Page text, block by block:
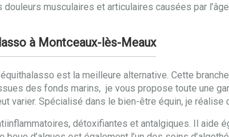
musculaires et articulaires causées par
à Montceaux-lès-Meaux
est la meilleure alternative. Cette
des fonds marins, je vous propose toute une
varier. Spécialisé dans le bien-être équin, je
détoxifiantes et antalgiques. Il aide